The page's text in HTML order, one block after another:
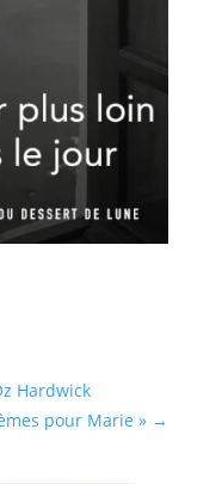
Hardwick
pour Marie » →